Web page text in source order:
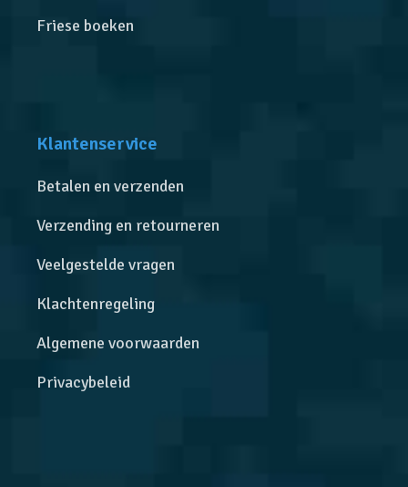
Friese boeken
Klantenservice
Betalen en verzenden
Verzending en retourneren
Veelgestelde vragen
Klachtenregeling
Algemene voorwaarden
Privacybeleid